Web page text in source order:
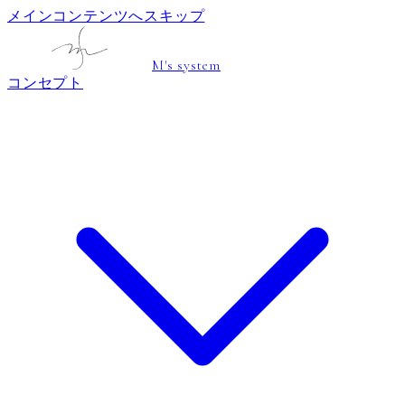
メインコンテンツへスキップ
M's system
コンセプト